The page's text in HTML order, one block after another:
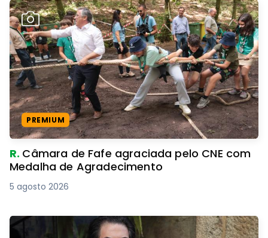
PREMIUM
R. Câmara de Fafe agraciada pelo CNE com
Medalha de Agradecimento
5 agosto 2026